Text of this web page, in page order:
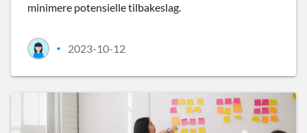
minimere potensielle tilbakeslag.
• 2023-10-12